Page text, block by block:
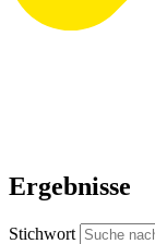
Ergebnisse
Stichwort